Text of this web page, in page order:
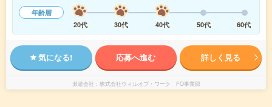
年齢層
20代
30代 40代 50代 60代
気になる! 応募へ進む 詳しく見る
派遣会社 株式会社ウィルオブ・ワーク FO事業部